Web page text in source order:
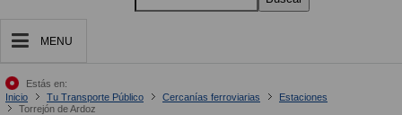
MENU
Estás en:
Inicio
Tu Transporte Público Cercanías ferroviarias
Estaciones
Torrejón de Ardoz